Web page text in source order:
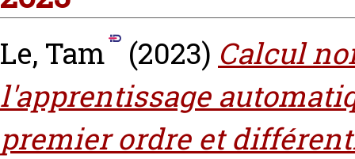
Le, Tam (2023) Calcul
l'apprentissage
premier ordre et